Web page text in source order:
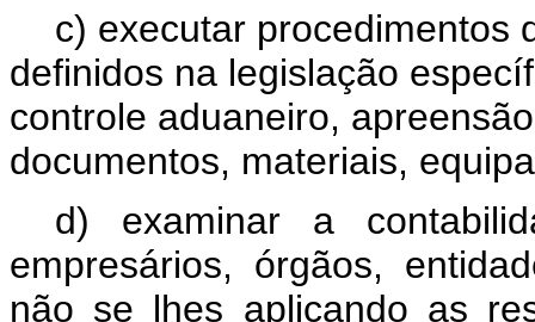
c) executar procedimentos
definidos na legislação
controle aduaneiro,
documentos, materiais,
d) examinar a
empresários, órgãos,
não se lhes aplicando as